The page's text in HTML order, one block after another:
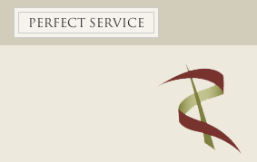
PERFECT SERVICE